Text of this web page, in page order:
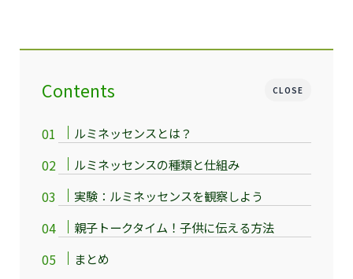
CLOSE
Contents
ルミネッセンスとは？
ルミネッセンスの種類と仕組み
実験：ルミネッセンスを観察しよう
親子トークタイム！子供に伝える方法
まとめ